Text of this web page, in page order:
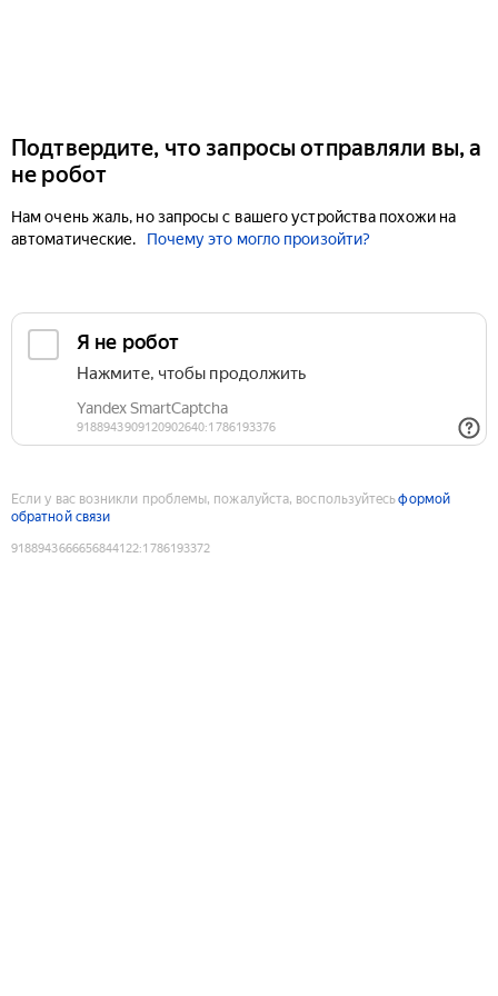
Подтвердите, что запросы отправляли вы, а
не робот
Нам очень жаль, но запросы с вашего устройства похожи на
автоматические.
Почему это могло произойти?
Если у вас возникли проблемы, пожалуйста, воспользуйтесьформой
обратной связи
9188943666656844122:1786193372